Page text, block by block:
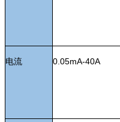
电流 0.05mA-40A